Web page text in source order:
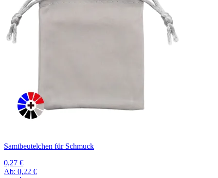
Samtbeutelchen für Schmuck
0,27 €
Ab: 0,22 €